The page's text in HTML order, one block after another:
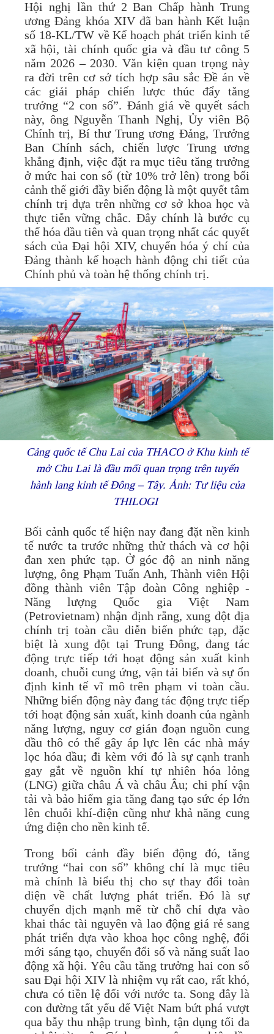
Hội nghị lần thứ 2 Ban Chấp hành Trung
ương Đảng khóa XIV đã ban hành Kết luận
số 18-KL/TW về Kế hoạch phát triển kinh tế
xã hội, tài chính quốc gia và đầu tư công 5
năm 2026 – 2030. Văn kiện quan trọng này
ra đời trên cơ sở tích hợp sâu sắc Đề án về
các giải pháp chiến lược thúc đẩy tăng
trưởng “2 con số”. Đánh giá về quyết sách
này, ông Nguyễn Thanh Nghị, Ủy viên Bộ
Chính trị, Bí thư Trung ương Đảng, Trưởng
Ban Chính sách, chiến lược Trung ương
khẳng định, việc đặt ra mục tiêu tăng trưởng
ở mức hai con số (từ 10% trở lên) trong bối
cảnh thế giới đầy biến động là một quyết tâm
chính trị dựa trên những cơ sở khoa học và
thực tiễn vững chắc. Đây chính là bước cụ
thể hóa đầu tiên và quan trọng nhất các quyết
sách của Đại hội XIV, chuyển hóa ý chí của
Đảng thành kế hoạch hành động chi tiết của
Chính phủ và toàn hệ thống chính trị.
Cảng quốc tế Chu Lai của THACO ở Khu kinh tế
mở Chu Lai là đầu mối quan trọng trên tuyến
hành lang kinh tế Đông – Tây. Ảnh: Tư liệu của
THILOGI
Bối cảnh quốc tế hiện nay đang đặt nền kinh
tế nước ta trước những thử thách và cơ hội
đan xen phức tạp. Ở góc độ an ninh năng
lượng, ông Phạm Tuấn Anh, Thành viên Hội
đồng thành viên Tập đoàn Công nghiệp -
Năng lượng Quốc gia Việt Nam
(Petrovietnam) nhận định rằng, xung đột địa
chính trị toàn cầu diễn biến phức tạp, đặc
biệt là xung đột tại Trung Đông, đang tác
động trực tiếp tới hoạt động sản xuất kinh
doanh, chuỗi cung ứng, vận tải biển và sự ổn
định kinh tế vĩ mô trên phạm vi toàn cầu.
Những biến động này đang tác động trực tiếp
tới hoạt động sản xuất, kinh doanh của ngành
năng lượng, nguy cơ gián đoạn nguồn cung
dầu thô có thể gây áp lực lên các nhà máy
lọc hóa dầu; đi kèm với đó là sự cạnh tranh
gay gắt về nguồn khí tự nhiên hóa lỏng
(LNG) giữa châu Á và châu Âu; chi phí vận
tải và bảo hiểm gia tăng đang tạo sức ép lớn
lên chuỗi khí-điện cũng như khả năng cung
ứng điện cho nền kinh tế.
Trong bối cảnh đầy biến động đó, tăng
trưởng “hai con số” không chỉ là mục tiêu
mà chính là biểu thị cho sự thay đổi toàn
diện về chất lượng phát triển. Đó là sự
chuyển dịch mạnh mẽ từ chỗ chỉ dựa vào
khai thác tài nguyên và lao động giá rẻ sang
phát triển dựa vào khoa học công nghệ, đổi
mới sáng tạo, chuyển đổi số và năng suất lao
động xã hội. Yêu cầu tăng trưởng hai con số
sau Đại hội XIV là nhiệm vụ rất cao, rất khó,
chưa có tiền lệ đối với nước ta. Song đây là
con đường tất yếu để Việt Nam bứt phá vượt
qua bẫy thu nhập trung bình, tận dụng tối đa